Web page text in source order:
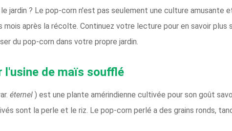
jardin ? Le pop-corn n'est pas seulement une culture amusante
mois après la récolte. Continuez votre lecture pour en savoir
du pop-corn dans votre propre jardin.
l'usine de maïs soufflé
éternel ) est une plante amérindienne cultivée pour son goût
sont la perle et le riz. Le pop-corn perlé a des grains ronds,